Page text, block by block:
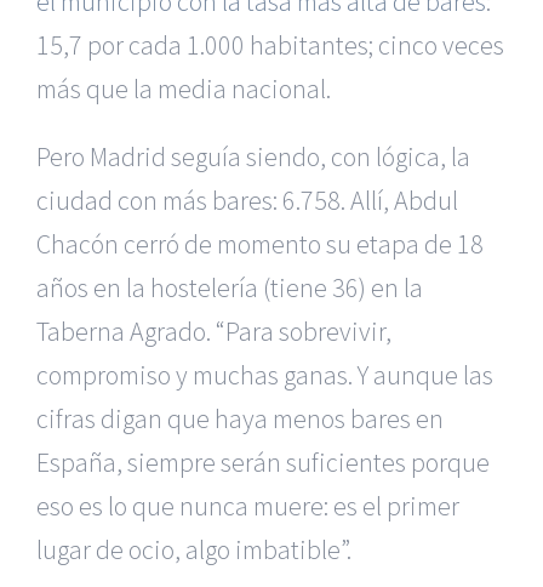
15,7 por cada 1.000 habitantes; cinco veces
más que la media nacional.
Pero Madrid seguía siendo, con lógica, la
ciudad con más bares: 6.758. Allí, Abdul
Chacón cerró de momento su etapa de 18
años en la hostelería (tiene 36) en la
Taberna Agrado. “Para sobrevivir,
compromiso y muchas ganas. Y aunque las
cifras digan que haya menos bares en
España, siempre serán suficientes porque
eso es lo que nunca muere: es el primer
lugar de ocio, algo imbatible”.
|Recursos Administrativos | BGD Abogados Murcia|
Abogados Alicante|BGD Abogados Madrid